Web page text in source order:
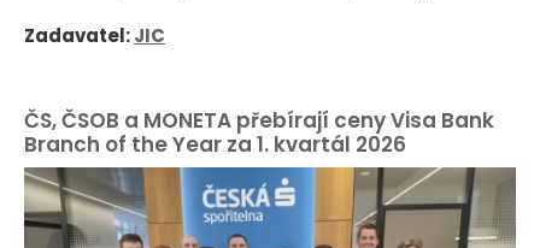
Zadavatel:JIC
ČS, ČSOB a MONETA přebírají ceny Visa Bank
Branch of the Year za 1. kvartál 2026